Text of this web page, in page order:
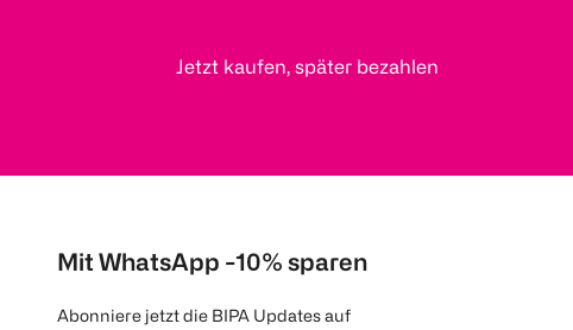
Jetzt kaufen, später bezahlen
Mit WhatsApp -10% sparen
Abonniere jetzt die BIPA Updates auf